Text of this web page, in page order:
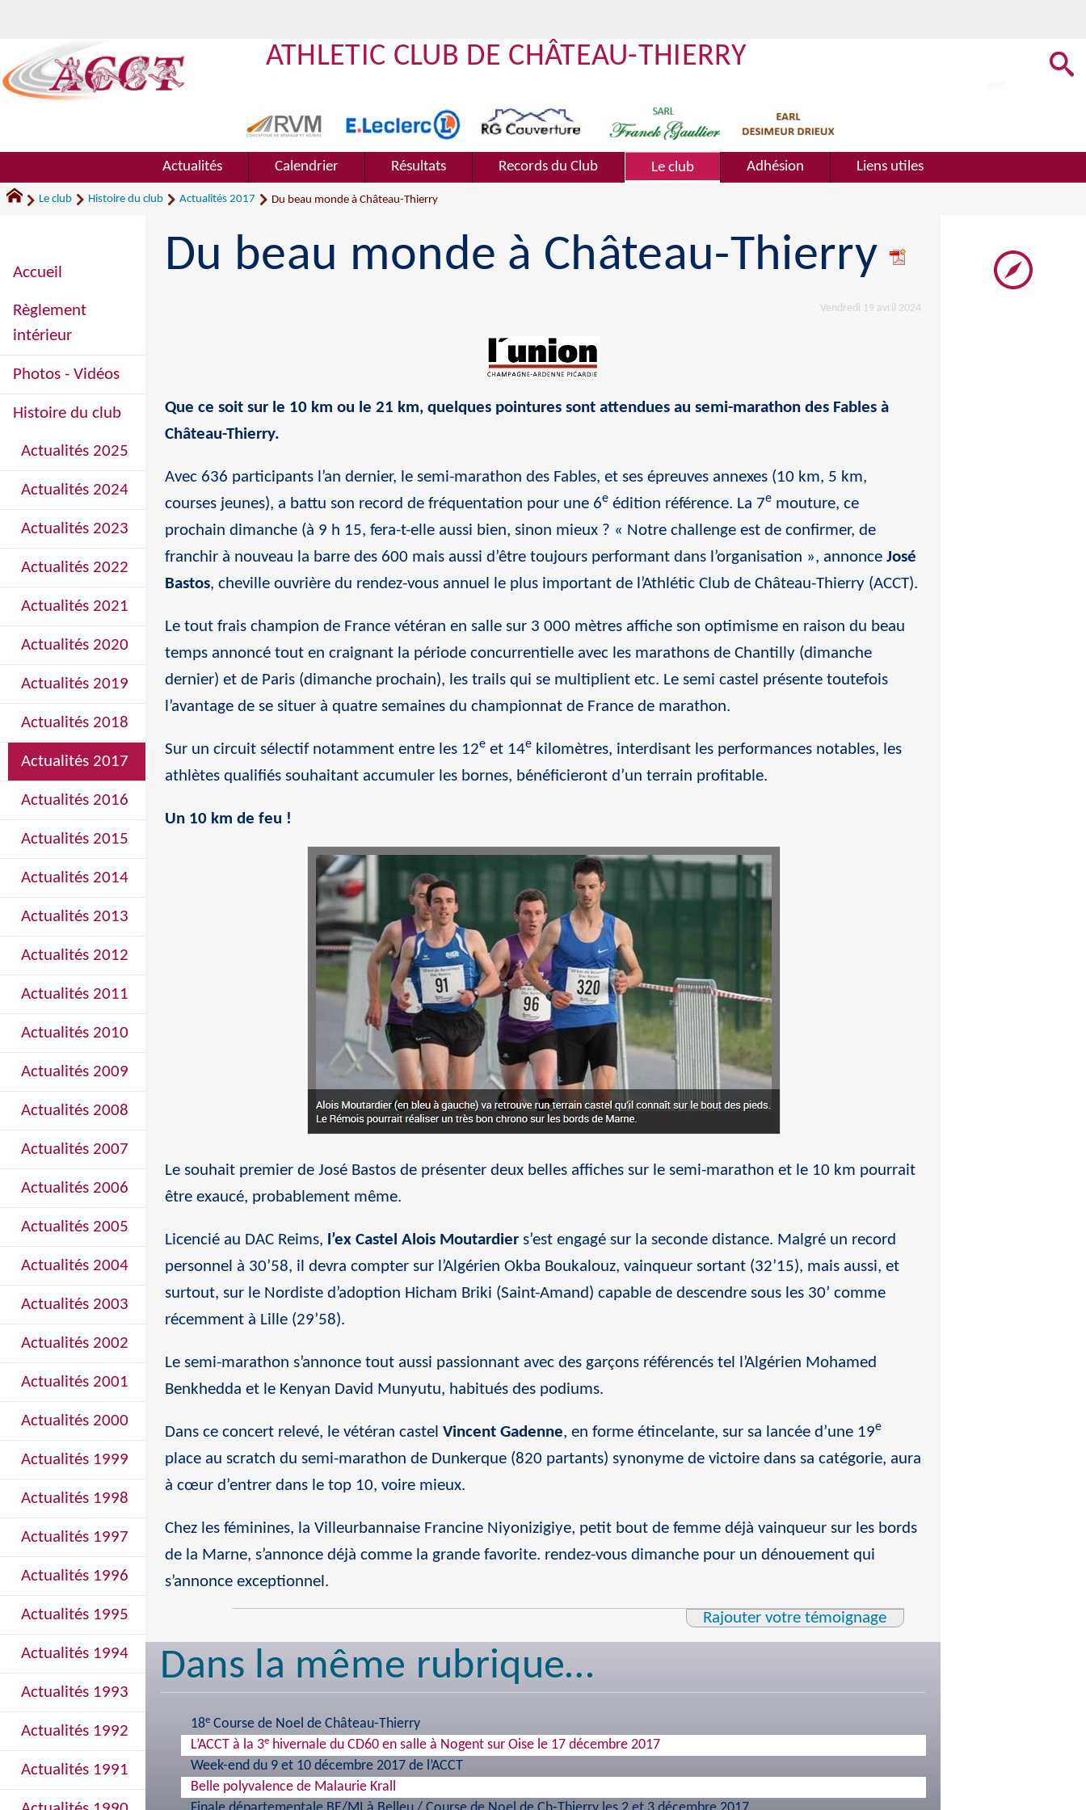
ATHLETIC CLUB DE CHÂTEAU-THIERRY
Actualités Calendrier Résultats Records du Club Le club Adhésion Liens utiles
Le club Histoire du club Actualités 2017 Du beau monde à Château-Thierry
Du beau monde à Château-Thierry
Vendredi 19 avril 2024
Que ce soit sur le 10 km ou le 21 km, quelques pointures sont attendues au semi-marathon des Fables à
Château-Thierry.
Avec 636 participants l’an dernier, le semi-marathon des Fables, et ses épreuves annexes (10 km, 5 km,
courses jeunes), a battu son record de fréquentation pour une 6e édition référence. La 7e mouture, ce
prochain dimanche (à 9 h 15, fera-t-elle aussi bien, sinon mieux ? « Notre challenge est de confirmer, de
franchir à nouveau la barre des 600 mais aussi d’être toujours performant dans l’organisation », annonce José
Bastos, cheville ouvrière du rendez-vous annuel le plus important de l’Athlétic Club de Château-Thierry (ACCT).
Le tout frais champion de France vétéran en salle sur 3 000 mètres affiche son optimisme en raison du beau
temps annoncé tout en craignant la période concurrentielle avec les marathons de Chantilly (dimanche
dernier) et de Paris (dimanche prochain), les trails qui se multiplient etc. Le semi castel présente toutefois
l’avantage de se situer à quatre semaines du championnat de France de marathon.
Sur un circuit sélectif notamment entre les 12e et 14e kilomètres, interdisant les performances notables, les
athlètes qualifiés souhaitant accumuler les bornes, bénéficieront d’un terrain profitable.
Un 10 km de feu !
Le souhait premier de José Bastos de présenter deux belles affiches sur le semi-marathon et le 10 km pourrait
être exaucé, probablement même.
Licencié au DAC Reims, l’ex Castel Alois Moutardier s’est engagé sur la seconde distance. Malgré un record
personnel à 30’58, il devra compter sur l’Algérien Okba Boukalouz, vainqueur sortant (32’15), mais aussi, et
surtout, sur le Nordiste d’adoption Hicham Briki (Saint-Amand) capable de descendre sous les 30’ comme
récemment à Lille (29’58).
Le semi-marathon s’annonce tout aussi passionnant avec des garçons référencés tel l’Algérien Mohamed
Benkhedda et le Kenyan David Munyutu, habitués des podiums.
Dans ce concert relevé, le vétéran castel Vincent Gadenne, en forme étincelante, sur sa lancée d’une 19e
place au scratch du semi-marathon de Dunkerque (820 partants) synonyme de victoire dans sa catégorie, aura
à cœur d’entrer dans le top 10, voire mieux.
Chez les féminines, la Villeurbannaise Francine Niyonizigiye, petit bout de femme déjà vainqueur sur les bords
de la Marne, s’annonce déjà comme la grande favorite. rendez-vous dimanche pour un dénouement qui
s’annonce exceptionnel.
Rajouter votre témoignage
Dans la même rubrique…
18e Course de Noel de Château-Thierry
L’ACCT à la 3e hivernale du CD60 en salle à Nogent sur Oise le 17 décembre 2017
Week-end du 9 et 10 décembre 2017 de l’ACCT
Belle polyvalence de Malaurie Krall
Accueil
Règlement
intérieur
Photos - Vidéos
Histoire du club
Actualités 2025
Actualités 2024
Actualités 2023
Actualités 2022
Actualités 2021
Actualités 2020
Actualités 2019
Actualités 2018
Actualités 2017
Actualités 2016
Actualités 2015
Actualités 2014
Actualités 2013
Actualités 2012
Actualités 2011
Actualités 2010
Actualités 2009
Actualités 2008
Actualités 2007
Actualités 2006
Actualités 2005
Actualités 2004
Actualités 2003
Actualités 2002
Actualités 2001
Actualités 2000
Actualités 1999
Actualités 1998
Actualités 1997
Actualités 1996
Actualités 1995
Actualités 1994
Actualités 1993
Actualités 1992
Actualités 1991